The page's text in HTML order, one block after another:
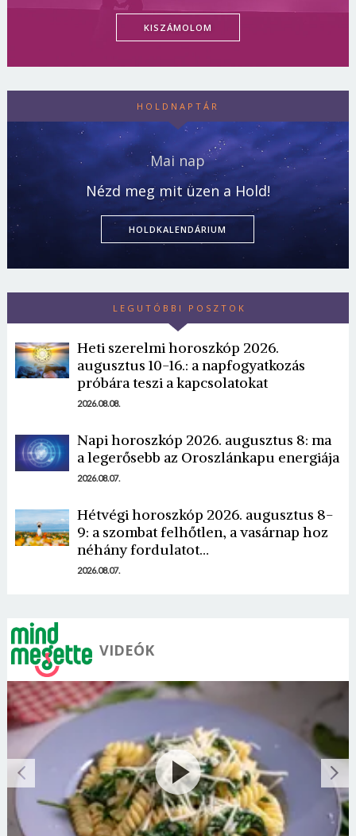
KISZÁMOLOM
HOLDNAPTÁR
Mai nap
Nézd meg mit üzen a Hold!
HOLDKALENDÁRIUM
LEGUTÓBBI POSZTOK
Heti szerelmi horoszkóp 2026.
augusztus 10-16.: a napfogyatkozás
próbára teszi a kapcsolatokat
2026.08.08.
Napi horoszkóp 2026. augusztus 8: ma
a legerősebb az Oroszlánkapu energiája
2026.08.07.
Hétvégi horoszkóp 2026. augusztus 8-
9: a szombat felhőtlen, a vasárnap hoz
néhány fordulatot…
2026.08.07.
VIDEÓK
Borsonline bejelentkezés
E-mail cím vagy felhasználónév
Jelszó